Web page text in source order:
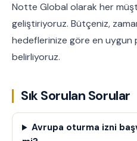
Notte Global olarak her
geliştiriyoruz. Bütçeniz,
hedeflerinize göre en uygun
belirliyoruz.
Sık Sorulan Sorular
Avrupa oturma izni